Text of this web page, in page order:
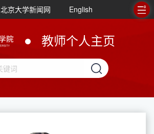
北京大学新闻网 English
教师个人主页